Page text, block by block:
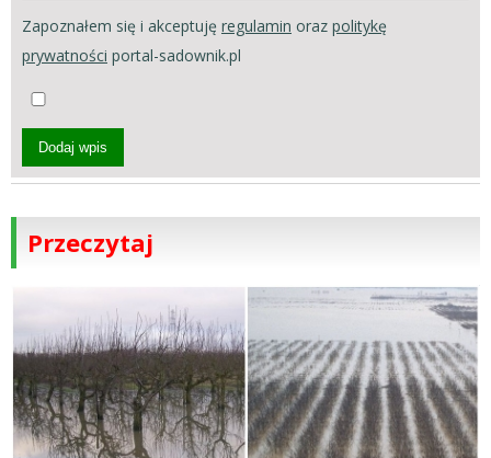
Zapoznałem się i akceptuję regulamin oraz politykę
prywatności portal-sadownik.pl
Dodaj wpis
Przeczytaj